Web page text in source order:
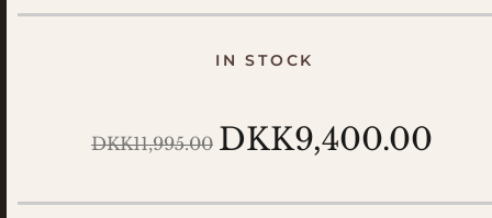
IN STOCK
DKK11,995.00 DKK9,400.00